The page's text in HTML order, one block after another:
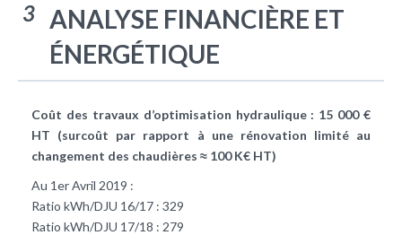
3 ANALYSE FINANCIÈRE ET
ÉNERGÉTIQUE
Coût des travaux d’optimisation hydraulique : 15 000 €
HT (surcoût par rapport à une rénovation limité au
changement des chaudières ≈ 100 K€ HT)
Au 1er Avril 2019 :
Ratio kWh/DJU 16/17 : 329
Ratio kWh/DJU 17/18 : 279